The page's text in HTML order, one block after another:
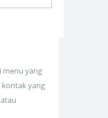
menu yang
yang